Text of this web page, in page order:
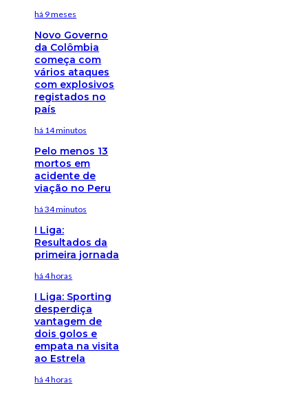
há 9 meses
Novo Governo
da Colômbia
começa com
vários ataques
com explosivos
registados no
país
há 14 minutos
Pelo menos 13
mortos em
acidente de
viação no Peru
há 34 minutos
I Liga:
Resultados da
primeira jornada
há 4 horas
I Liga: Sporting
desperdiça
vantagem de
dois golos e
empata na visita
ao Estrela
há 4 horas